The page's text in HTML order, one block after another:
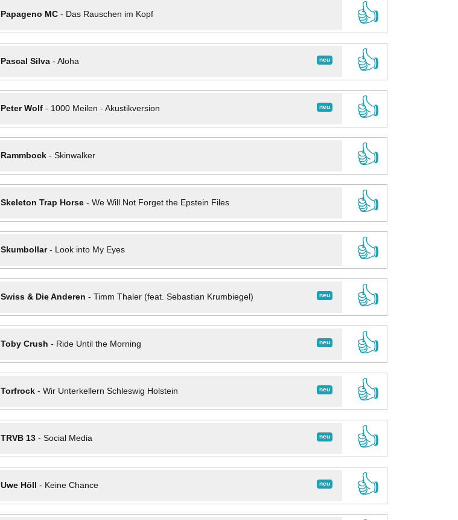
Papageno MC- Das Rauschen im Kopf
👍
neu
Pascal Silva- Aloha
👍
neu
Peter Wolf- 1000 Meilen - Akustikversion
👍
Rammbock- Skinwalker
👍
Skeleton Trap Horse- We Will Not Forget the Epstein Files
👍
Skumbollar- Look into My Eyes
👍
neu
Swiss & Die Anderen - Timm Thaler (feat. Sebastian Krumbiegel)
👍
neu
Toby Crush - Ride Until the Morning
👍
neu
Torfrock- Wir Unterkellern Schleswig Holstein
👍
neu
TRVB 13- Social Media
👍
neu
Uwe Höll - Keine Chance
👍